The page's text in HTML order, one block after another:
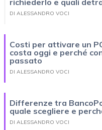
DI ALESSANDRO VOCI
Costi per attivare un
costa oggi e perché
passato
DI ALESSANDRO VOCI
Differenze tra
quale scegliere e
DI ALESSANDRO VOCI